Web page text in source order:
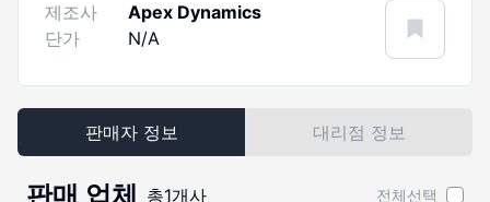
제조사
Apex Dynamics
단가
N/A
판매자 정보 대리점 정보
판매 업체 총1개사 전체선택